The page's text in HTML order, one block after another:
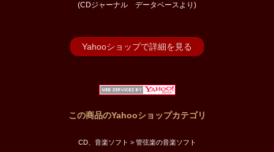
(CDジャーナル データベースより)
Yahooショップで詳細を見る
この商品のYahooショップカテゴリ
CD、音楽ソフト > 管弦楽の音楽ソフト